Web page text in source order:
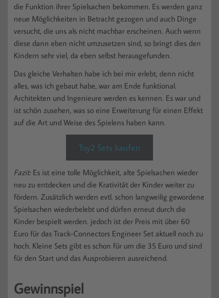
die Funktion ihrer Spielsachen bekommen. Es werden ganz
neue Möglichkeiten in Betracht gezogen und auch Dinge
versucht, die uns als nicht machbar erscheinen. Auch wenn
diese dann eben nicht umzusetzen sind, so bringt dies den
Kindern sehr viel, da eben selbst herausgefunden.
Das gleiche Verhalten habe ich bei mir erlebt, denn nicht
alles, was ich gebaut habe, war am Ende funktional.
Architekten und Ingenieure werden es kennen. Es war und
ist schön zusehen, was so eine Erweiterung für einen Effekt
auf die Art und Weise des Spielens haben kann.
Toy2 Sets kaufen
Fazit: Es ist eine tolle Möglichkeit, alte Spielsachen wieder
neu zu entdecken und die Krativität der Kinder weiter zu
fördern. Zusätzlich werden evtl. schon langweilig gewordene
Spielsachen wiederbelebt und dürfen erneut durch die
Kinder bespielt werden. jedoch ist der Preis mit über 60
Euro für das Track-Connectors Engineer Set aktuell noch zu
hoch. Kleine Sets gibt es schon für um die 35 Euro und sind
für den Start und das Ausprobieren ausreichend.
Gewinnspiel